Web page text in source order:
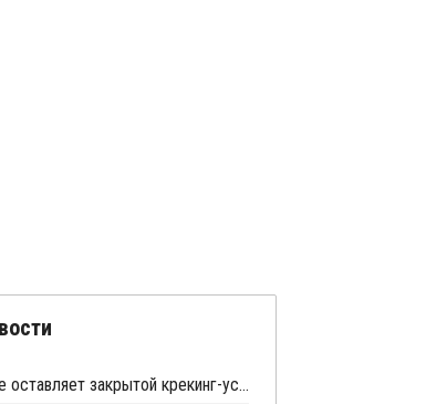
Borealis все еще оставляет закрытой крекинг-установку в Стенунгсунде